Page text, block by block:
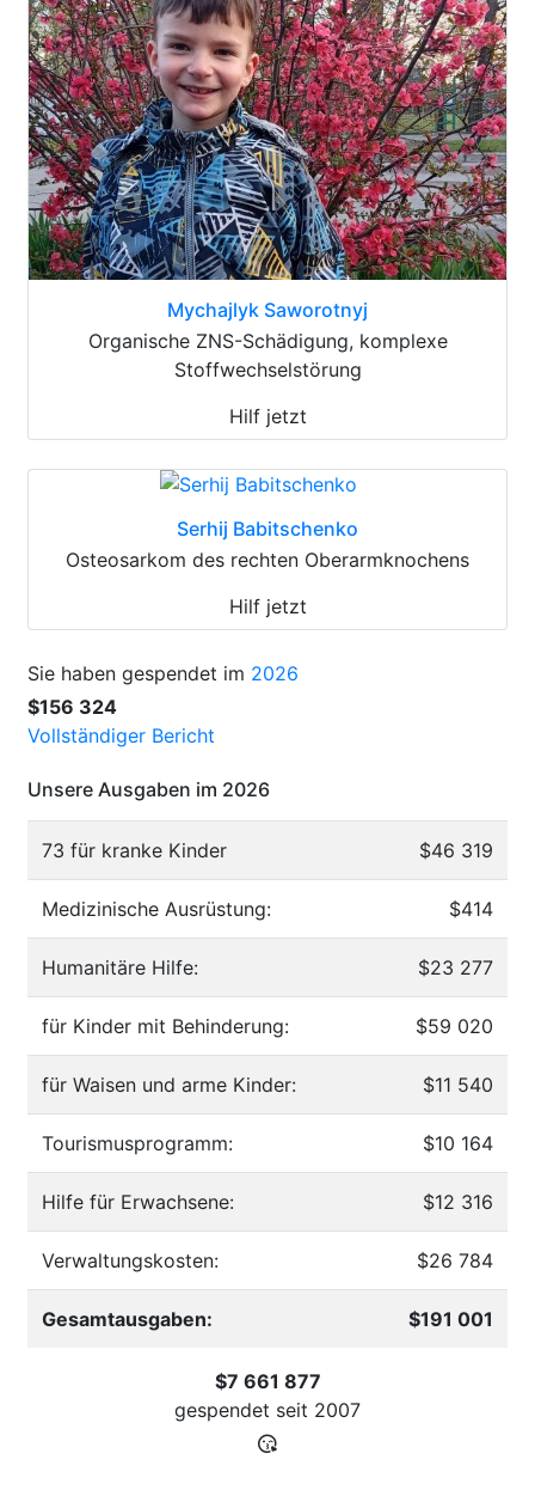
Mychajlyk Saworotnyj
Organische ZNS-Schädigung, komplexe
Stoffwechselstörung
Hilf jetzt
Serhij Babitschenko
Osteosarkom des rechten Oberarmknochens
Hilf jetzt
Sie haben gespendet im 2026
$156 324
Vollständiger Bericht
Unsere Ausgaben im 2026
73 für kranke Kinder $46 319
Medizinische Ausrüstung: $414
Humanitäre Hilfe: $23 277
für Kinder mit Behinderung: $59 020
für Waisen und arme Kinder: $11 540
Tourismusprogramm: $10 164
Hilfe für Erwachsene: $12 316
Verwaltungskosten: $26 784
Gesamtausgaben: $191 001
$7 661 877
gespendet seit 2007